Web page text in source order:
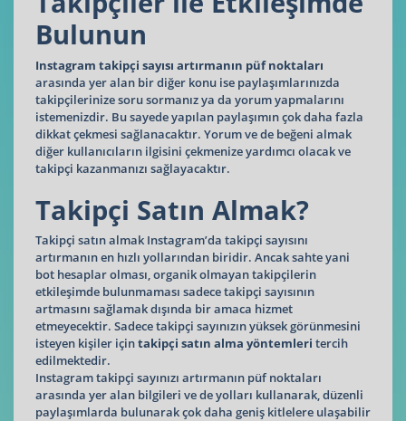
Bulunun
Instagram takipçi sayısı artırmanın püf noktaları
arasında yer alan bir diğer konu ise paylaşımlarınızda
takipçilerinize soru sormanız ya da yorum yapmalarını
istemenizdir. Bu sayede yapılan paylaşımın çok daha fazla
dikkat çekmesi sağlanacaktır. Yorum ve de beğeni almak
diğer kullanıcıların ilgisini çekmenize yardımcı olacak ve
takipçi kazanmanızı sağlayacaktır.
Takipçi Satın Almak?
Takipçi satın almak Instagram’da takipçi sayısını
artırmanın en hızlı yollarından biridir. Ancak sahte yani
bot hesaplar olması, organik olmayan takipçilerin
etkileşimde bulunmaması sadece takipçi sayısının
artmasını sağlamak dışında bir amaca hizmet
etmeyecektir. Sadece takipçi sayınızın yüksek görünmesini
isteyen kişiler içintakipçi satın alma yöntemleri tercih
edilmektedir.
Instagram takipçi sayınızı artırmanın püf noktaları
arasında yer alan bilgileri ve de yolları kullanarak, düzenli
paylaşımlarda bulunarak çok daha geniş kitlelere ulaşabilir